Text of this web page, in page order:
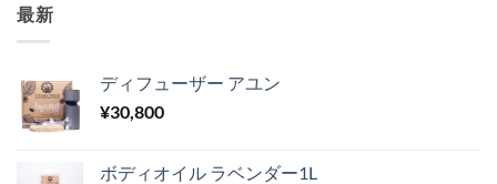
最新
ディフューザー アユン
¥30,800
ボディオイル ラベンダー1L